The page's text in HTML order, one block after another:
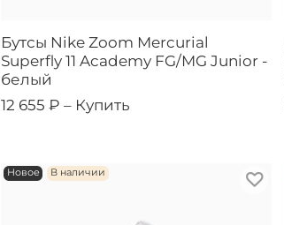
Бутсы Nike Zoom Mercurial
Superfly 11 Academy FG/MG Junior -
белый
12 655 ₽ – Купить
Новое В наличии